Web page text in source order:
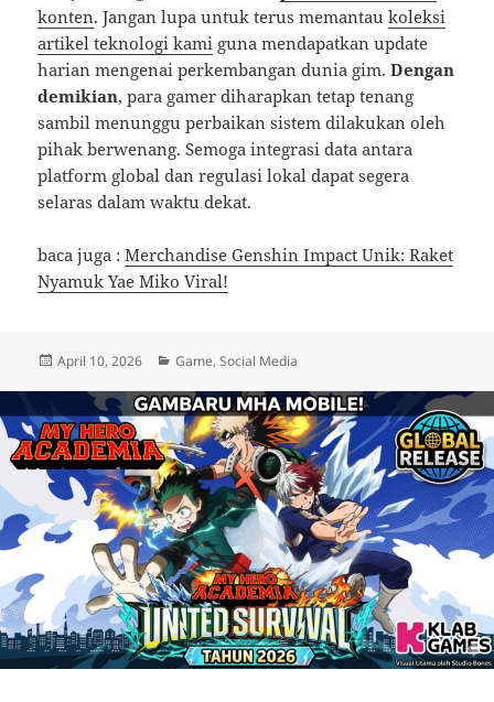
konten. Jangan lupa untuk terus memantaukoleksi
artikel teknologi kami guna mendapatkan update
harian mengenai perkembangan dunia gim.Dengan
demikian, para gamer diharapkan tetap tenang
sambil menunggu perbaikan sistem dilakukan oleh
pihak berwenang. Semoga integrasi data antara
platform global dan regulasi lokal dapat segera
selaras dalam waktu dekat.
baca juga :Merchandise Genshin Impact Unik: Raket
Nyamuk Yae Miko Viral!
Posted
April 10, 2026 Categories
Game,Social Media